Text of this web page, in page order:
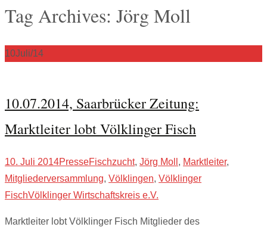
Tag Archives: Jörg Moll
10Juli/14
10.07.2014, Saarbrücker Zeitung:
Marktleiter lobt Völklinger Fisch
10. Juli 2014PresseFischzucht, Jörg Moll , Marktleiter,
Mitgliederversammlung, Völklingen, Völklinger
FischVölklinger Wirtschaftskreis e.V.
Marktleiter lobt Völklinger Fisch Mitglieder des